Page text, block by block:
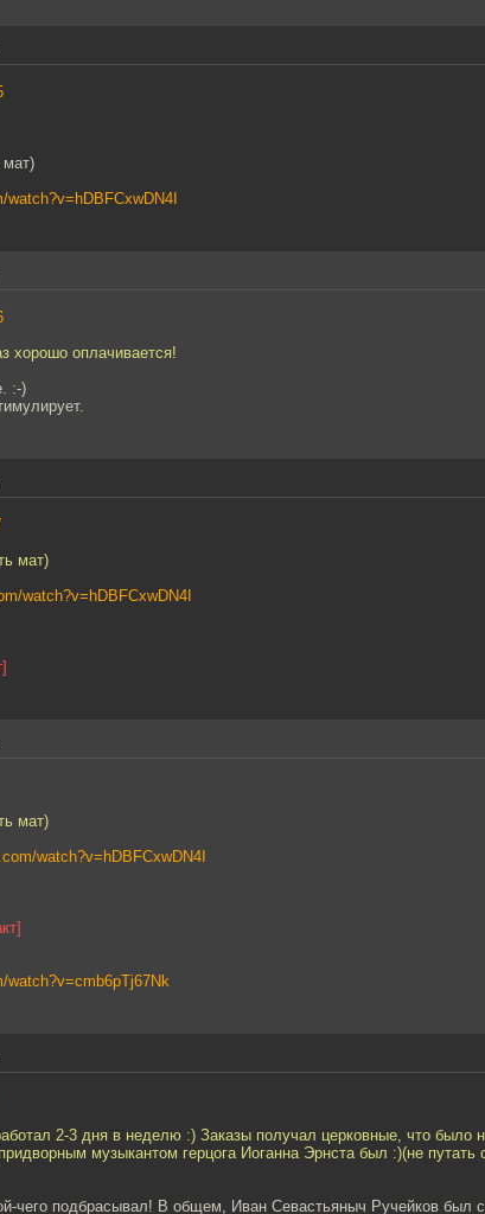
хорошо оплачивается!
:-)
мат)
watch?v=hDBFCxwDN4I
мат)
watch?v=hDBFCxwDN4I
watch?v=cmb6pTj67Nk
2-3 дня в неделю :) Заказы получал церковные, что было
музыкантом герцога Иоганна Эрнста был :)(не путать
чего подбрасывал! В общем, Иван Севастьяныч Ручейков был